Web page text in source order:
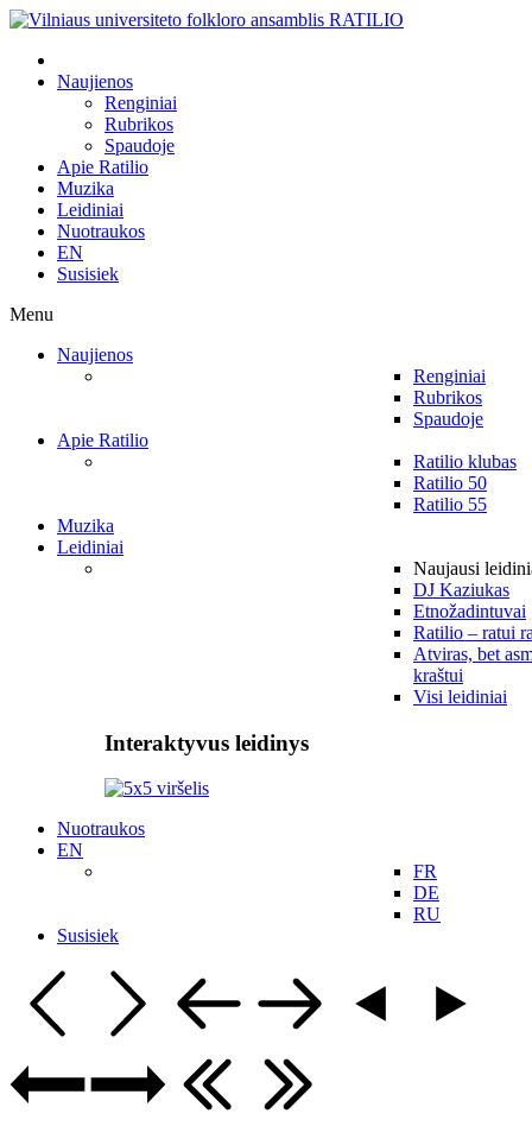
Naujienos
Renginiai
Rubrikos
Spaudoje
Apie Ratilio
Muzika
Leidiniai
Nuotraukos
EN
Susisiek
Menu
Naujienos
Renginiai
Rubrikos
Spaudoje
Apie Ratilio
Ratilio klubas
Ratilio 50
Ratilio 55
Muzika
Leidiniai
Naujausi
DJ Kaziukas
Etnožadintuvai
Ratilio – ratui
Atviras, bet
kraštui
Visi leidiniai
Interaktyvus leidinys
Nuotraukos
EN
FR
DE
RU
Susisiek